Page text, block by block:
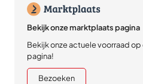
Bekijk onze marktplaats pagina
Bekijk onze actuele voorraad
pagina!
Bezoeken